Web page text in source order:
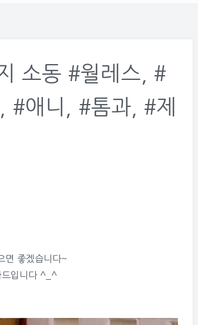
소동 #월레스, #
#애니, #톰과, #제
면 좋겠습니다~
입니다 ^_^